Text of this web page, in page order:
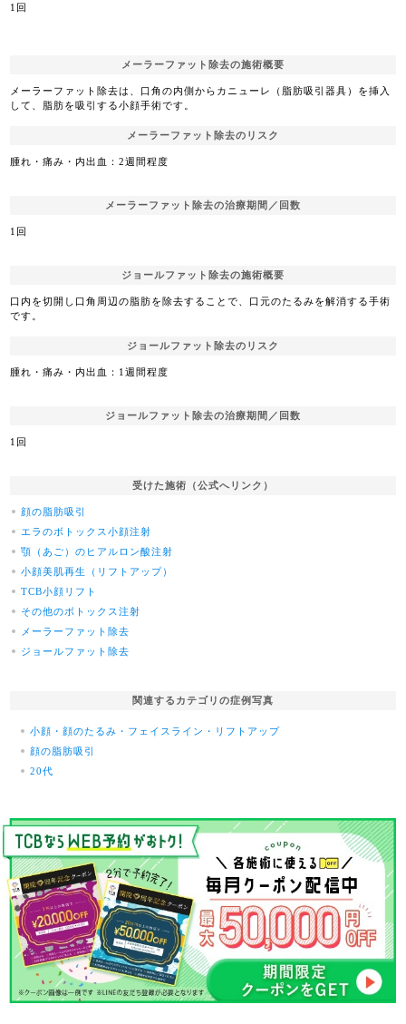
1回
メーラーファット除去の施術概要
メーラーファット除去は、口角の内側からカニューレ（脂肪吸引器具）を挿入
して、脂肪を吸引する小顔手術です。
メーラーファット除去のリスク
腫れ・痛み・内出血：2週間程度
メーラーファット除去の治療期間／回数
1回
ジョールファット除去の施術概要
口内を切開し口角周辺の脂肪を除去することで、口元のたるみを解消する手術
です。
ジョールファット除去のリスク
腫れ・痛み・内出血：1週間程度
ジョールファット除去の治療期間／回数
1回
受けた施術（公式へリンク）
顔の脂肪吸引
エラのボトックス小顔注射
顎（あご）のヒアルロン酸注射
小顔美肌再生（リフトアップ）
TCB小顔リフト
その他のボトックス注射
メーラーファット除去
ジョールファット除去
関連するカテゴリの症例写真
小顔・顔のたるみ・フェイスライン・リフトアップ
顔の脂肪吸引
20代